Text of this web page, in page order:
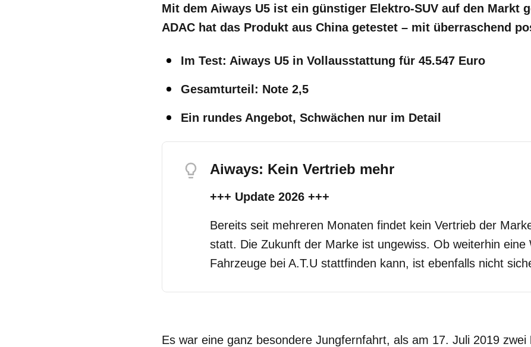
Mit dem Aiways U5 ist ein günstiger Elektro-SUV auf den Markt
ADAC hat das Produkt aus China getestet – mit überraschend
Im Test: Aiways U5 in Vollausstattung für 45.547 Euro
Gesamturteil: Note 2,5
Ein rundes Angebot, Schwächen nur im Detail
Aiways: Kein Vertrieb mehr
+++ Update 2026 +++
Bereits seit mehreren Monaten findet kein Vertrieb der
statt. Die Zukunft der Marke ist ungewiss. Ob weiterhin eine
Fahrzeuge bei A.T.U stattfinden kann, ist ebenfalls nicht
Es war eine ganz besondere Jungfernfahrt, als am 17. Juli 2019 zwei